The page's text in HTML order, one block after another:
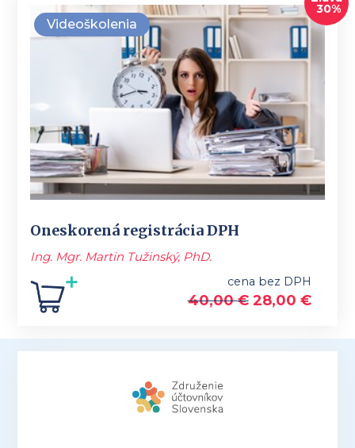
Videoškolenia
30%
Oneskorená registrácia DPH
Ing. Mgr. Martin Tužinský, PhD.
cena bez DPH
40,00€ 28,00 €